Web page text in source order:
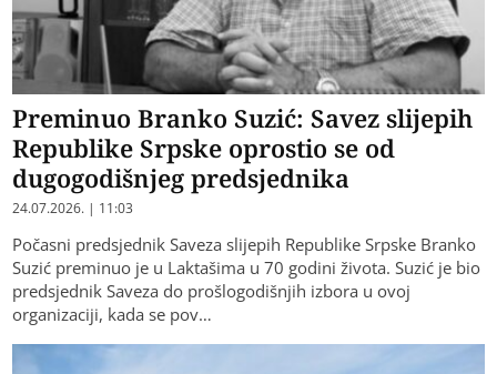
Preminuo Branko Suzić: Savez slijepih
Republike Srpske oprostio se od
dugogodišnjeg predsjednika
24.07.2026. | 11:03
Počasni predsjednik Saveza slijepih Republike Srpske Branko
Suzić preminuo je u Laktašima u 70 godini života. Suzić je bio
predsjednik Saveza do prošlogodišnjih izbora u ovoj
organizaciji, kada se pov…